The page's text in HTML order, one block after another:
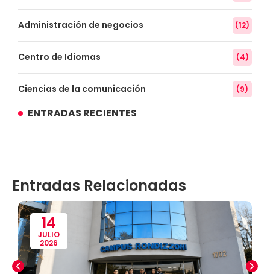
Administración de negocios (12)
Centro de Idiomas (4)
Ciencias de la comunicación (9)
Convenios
Defensoría Universitaria (3)
Departamento Cultural Artístico y Deportivo (28)
ENTRADAS RECIENTES
Entradas Relacionadas
14
JULIO
2026